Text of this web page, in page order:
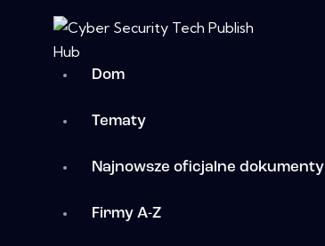
Dom
Tematy
Najnowsze oficjalne dokumenty
Firmy A-Z